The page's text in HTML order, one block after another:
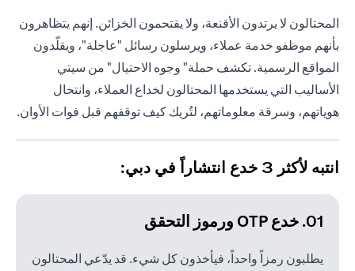
المحتالون لا يرتدون الأقنعة، ولا يقتحمون الخزائن. إنهم يتظاهرون
بأنهم موظفو خدمة عملاء، ويرسلون رسائل "عاجلة"، ويقلّدون
المواقع الرسمية. تكشف حملة" وجوه الاحتيال" من سيتي
الأساليب التي يستخدمها المحتالون لخداع العملاء، وانتحال
هوياتهم، وسرقة معلوماتهم، لتُريك كيف توقفهم قبل فوات الأوان.
انتبه لأكثر 3 خدع انتشاراً في دبي:
01. خدع OTP ورموز التحقق
يطلبون رمزاً واحداً، فيأخذون كل شيء. قد يدّعي المحتالون